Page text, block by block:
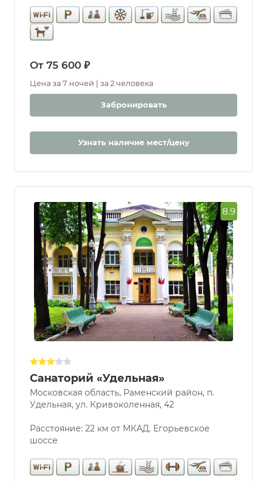
Бювет
Бассейн
Открытый
водой
От 75 600 ₽
Цена за 7 ночей | за 2 человека
Забронировать
Узнать наличие мест/цену
8.9
Санаторий «Удельная»
Московская область, Раменский район, п.
Удельная, ул. Кривоколенная, 42
Расстояние: 22 км от МКАД. Егорьевское
шоссе